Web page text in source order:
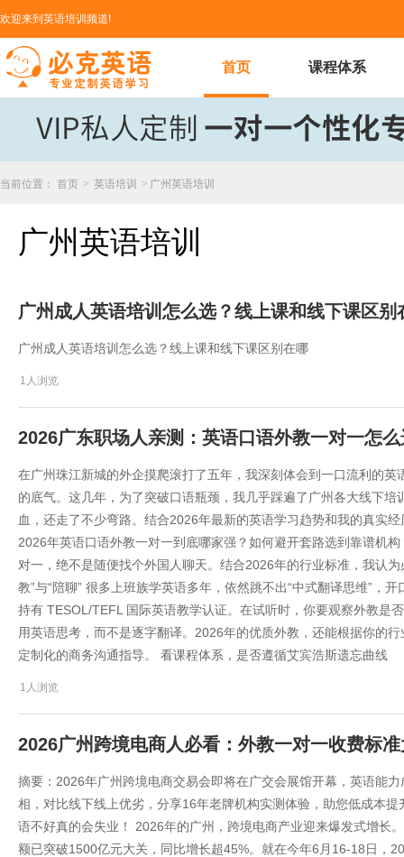
欢迎来到英语培训频道!
首页 课程体系
当前位置： 首页 > 英语培训 > 广州英语培训
广州英语培训
广州成人英语培训怎么选？线上课和线下课区别
广州成人英语培训怎么选？线上课和线下课区别在哪
1人浏览
2026广东职场人亲测：英语口语外教一对一怎
在广州珠江新城的外企摸爬滚打了五年，我深刻体会到一口流利的
的底气。这几年，为了突破口语瓶颈，我几乎踩遍了广州各大线下
血，还走了不少弯路。结合2026年最新的英语学习趋势和我的真实
2026年英语口语外教一对一到底哪家强？如何避开套路选到靠谱机
对一，绝不是随便找个外国人聊天。结合2026年的行业标准，我认
教”与“陪聊” 很多上班族学英语多年，依然跳不出“中式翻译思维”，
持有 TESOL/TEFL 国际英语教学认证。在试听时，你要观察外教是
用英语思考，而不是逐字翻译。2026年的优质外教，还能根据你的
定制化的商务沟通指导。 看课程体系，是否遵循艾宾浩斯遗忘曲线
1人浏览
2026广州跨境电商人必看：外教一对一收费标
摘要：2026年广州跨境电商交易会即将在广交会展馆开幕，英语能
相，对比线下线上优劣，分享16年老牌机构实测体验，助您低成本
语不好真的会失业！ 2026年的广州，跨境电商产业迎来爆发式增长
额已突破1500亿元大关，同比增长超45%。就在今年6月16-18日，